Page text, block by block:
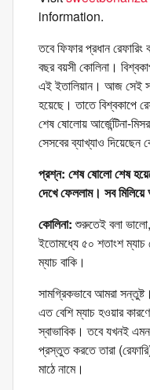
information.
তবে ফিফার প্রধান রেফারিং
বছর বয়সী কোলিনা।
এই ইতালিয়ান। আজ সেই
হয়েছে। তাতে বিশ্বকাপে
শেষ ষোলোয় আর্জেন্টিনা-
সেসবের ব্যাখ্যাও দিয়েছেন
প্রশ্ন: শেষ ষোলো শেষ
দেখে ফেললাম। সব
কোলিনা:শুরুতেই বলা
ইতোমধ্যে ৫০ শতাংশ ম্যাচ
ম্যাচ বাকি।
সামগ্রিকভাবে আমরা
এত বেশি ম্যাচ হওয়ার
স্বাভাবিক। তবে যখনই
প্রস্তুত করতে তারা
মাঠে নামে।